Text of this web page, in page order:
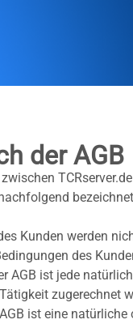
der AGB
Kunden werden
des
AGB ist jede
zugerechnet
ist eine